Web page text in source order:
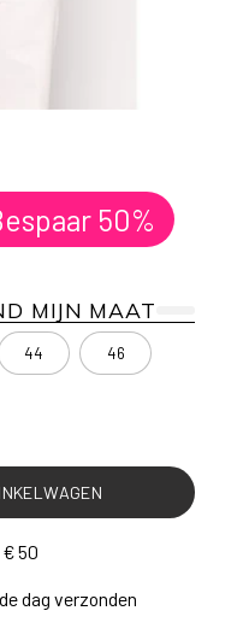
50%
MIJN MAAT
44 46
50
dag verzonden